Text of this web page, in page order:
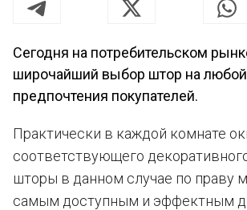
Сегодня на потребительском
широчайший выбор штор на любой
предпочтения покупателей.
Практически в каждой комнате
соответствующего
шторы в данном случае по праву
самым доступным и эффектным